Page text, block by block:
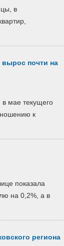
в
вырос почти на
в мае текущего
к
показала
на 0,2%, а в
региона